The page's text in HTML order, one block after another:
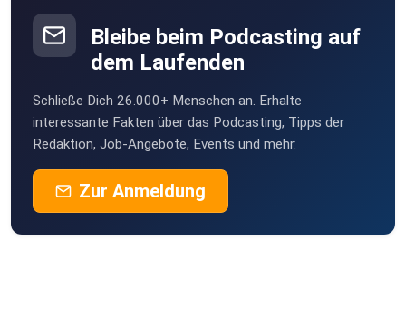
Bleibe beim Podcasting auf
dem Laufenden
Schließe Dich 26.000+ Menschen an. Erhalte
interessante Fakten über das Podcasting, Tipps der
Redaktion, Job-Angebote, Events und mehr.
Zur Anmeldung